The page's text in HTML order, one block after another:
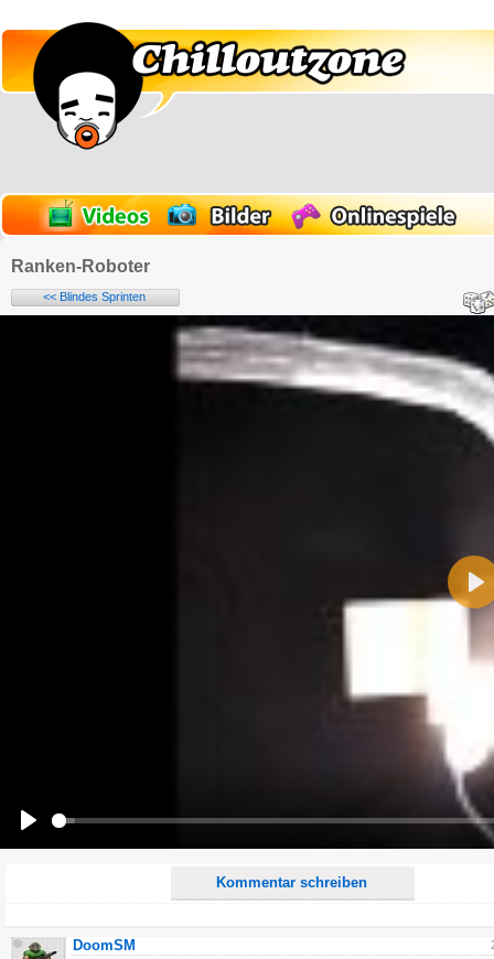
Ranken-Roboter
<< Blindes Sprinten
Kommentar schreiben
Alle HTML-Tags außer <br>, <strike> und <i> werden aus Deinem Kommentar entfernt.
URLs werden automatisch umgewandelt. Bitte verwende "www." oder "http://" in URLs
Ich möchte eine E-Mail, wenn auf dieser Seite weitere Kommentare erscheinen.
DoomSM